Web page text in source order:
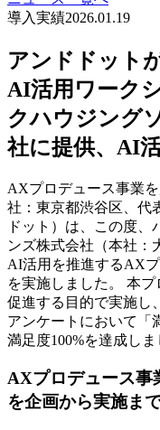
導入実績2026.01.19
アンドドット
AI活用ワーク
クハウジング
社に提供、AI
AXプロデュース事業
社：東京都渋谷区、代
ドット）は、この度、
ンズ株式会社（本社：
AI活用を推進するAX
を実施しました。 本
促進する目的で実施し
アンケートにおいて「
満足度100%を達成しま
AXプロデュース事
を企画から実施ま